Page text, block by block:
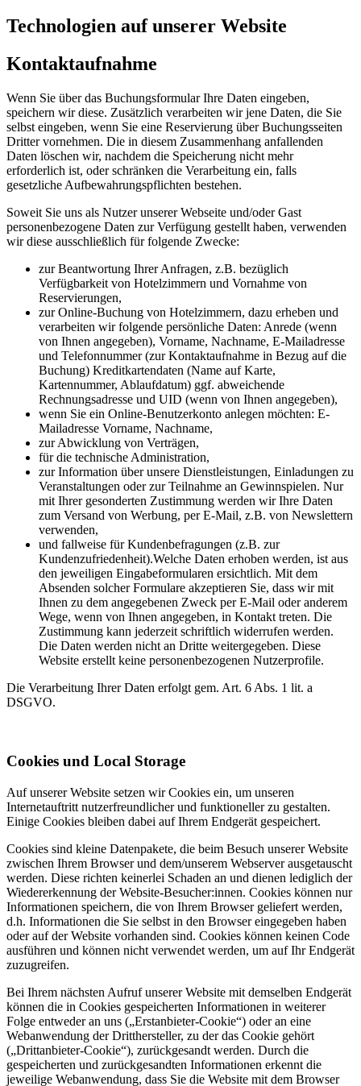
Technologien auf unserer Website
Kontaktaufnahme
Wenn Sie über das Buchungsformular Ihre Daten eingeben,
speichern wir diese. Zusätzlich verarbeiten wir jene Daten, die Sie
selbst eingeben, wenn Sie eine Reservierung über Buchungsseiten
Dritter vornehmen. Die in diesem Zusammenhang anfallenden
Daten löschen wir, nachdem die Speicherung nicht mehr
erforderlich ist, oder schränken die Verarbeitung ein, falls
gesetzliche Aufbewahrungspflichten bestehen.
Soweit Sie uns als Nutzer unserer Webseite und/oder Gast
personenbezogene Daten zur Verfügung gestellt haben, verwenden
wir diese ausschließlich für folgende Zwecke:
zur Beantwortung Ihrer Anfragen, z.B. bezüglich
Verfügbarkeit von Hotelzimmern und Vornahme von
Reservierungen,
zur Online-Buchung von Hotelzimmern, dazu erheben und
verarbeiten wir folgende persönliche Daten: Anrede (wenn
von Ihnen angegeben), Vorname, Nachname, E-Mailadresse
und Telefonnummer (zur Kontaktaufnahme in Bezug auf die
Buchung) Kreditkartendaten (Name auf Karte,
Kartennummer, Ablaufdatum) ggf. abweichende
Rechnungsadresse und UID (wenn von Ihnen angegeben),
wenn Sie ein Online-Benutzerkonto anlegen möchten: E-
Mailadresse Vorname, Nachname,
zur Abwicklung von Verträgen,
für die technische Administration,
zur Information über unsere Dienstleistungen, Einladungen zu
Veranstaltungen oder zur Teilnahme an Gewinnspielen. Nur
mit Ihrer gesonderten Zustimmung werden wir Ihre Daten
zum Versand von Werbung, per E-Mail, z.B. von Newslettern
verwenden,
und fallweise für Kundenbefragungen (z.B. zur
Kundenzufriedenheit).Welche Daten erhoben werden, ist aus
den jeweiligen Eingabeformularen ersichtlich. Mit dem
Absenden solcher Formulare akzeptieren Sie, dass wir mit
Ihnen zu dem angegebenen Zweck per E-Mail oder anderem
Wege, wenn von Ihnen angegeben, in Kontakt treten. Die
Zustimmung kann jederzeit schriftlich widerrufen werden.
Die Daten werden nicht an Dritte weitergegeben. Diese
Website erstellt keine personenbezogenen Nutzerprofile.
Die Verarbeitung Ihrer Daten erfolgt gem. Art. 6 Abs. 1 lit. a
DSGVO.
Cookies und Local Storage
Auf unserer Website setzen wir Cookies ein, um unseren
Internetauftritt nutzerfreundlicher und funktioneller zu gestalten.
Einige Cookies bleiben dabei auf Ihrem Endgerät gespeichert.
Cookies sind kleine Datenpakete, die beim Besuch unserer Website
zwischen Ihrem Browser und dem/unserem Webserver ausgetauscht
werden. Diese richten keinerlei Schaden an und dienen lediglich der
Wiedererkennung der Website-Besucher:innen. Cookies können nur
Informationen speichern, die von Ihrem Browser geliefert werden,
d.h. Informationen die Sie selbst in den Browser eingegeben haben
oder auf der Website vorhanden sind. Cookies können keinen Code
ausführen und können nicht verwendet werden, um auf Ihr Endgerät
zuzugreifen.
Bei Ihrem nächsten Aufruf unserer Website mit demselben Endgerät
können die in Cookies gespeicherten Informationen in weiterer
Folge entweder an uns („Erstanbieter-Cookie“) oder an eine
Webanwendung der Dritthersteller, zu der das Cookie gehört
(„Drittanbieter-Cookie“), zurückgesandt werden. Durch die
gespeicherten und zurückgesandten Informationen erkennt die
jeweilige Webanwendung, dass Sie die Website mit dem Browser